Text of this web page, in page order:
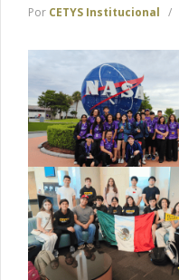
Por CETYS Institucional